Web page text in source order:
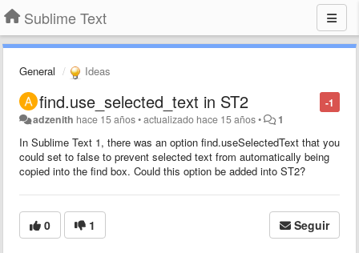
Sublime Text
General Ideas
-1
find.use_selected_text in ST2
adzenith hace 15 años•actualizado hace 15 años• 1
In Sublime Text 1, there was an option find.useSelectedText that you
could set to false to prevent selected text from automatically being
copied into the find box. Could this option be added into ST2?
0 1 Seguir